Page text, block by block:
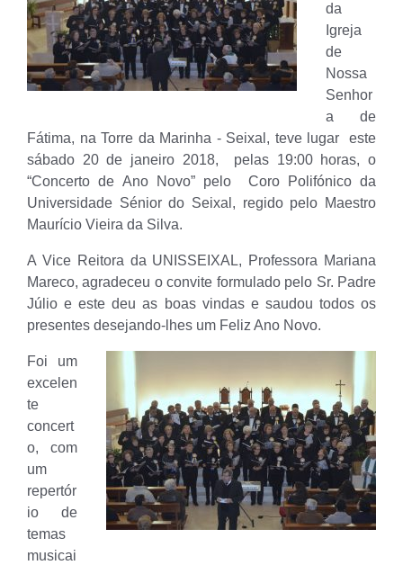
da
Igreja
de
Nossa
Senhor
a de
Fátima, na Torre da Marinha - Seixal, teve lugar este
sábado 20 de janeiro 2018, pelas 19:00 horas, o
“Concerto de Ano Novo” pelo Coro Polifónico da
Universidade Sénior do Seixal, regido pelo Maestro
Maurício Vieira da Silva.
A Vice Reitora da UNISSEIXAL, Professora Mariana
Mareco, agradeceu o convite formulado pelo Sr. Padre
Júlio e este deu as boas vindas e saudou todos os
presentes desejando-lhes um Feliz Ano Novo.
Foi um
excelen
te
concert
o, com
um
repertór
io de
temas
musicai